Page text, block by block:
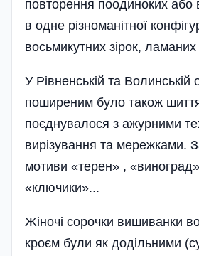
повторення поодиноких або
в одне різноманітної
восьмикутних зірок, ламаних
У Рівненській та Волинській
поширеним було також
поєднувалося з ажурними
вирізування та мережками.
мотиви «терен» ,
«ключики»...
Жіночі сорочки вишиванки
кроєм були як додільними